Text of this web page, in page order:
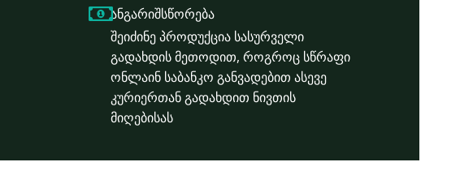
ანგარიშსწორება
შეიძინე პროდუქცია სასურველი
გადახდის მეთოდით, როგროც სწრაფი
ონლაინ საბანკო განვადებით ასევე
კურიერთან გადახდით ნივთის
მიღებისას